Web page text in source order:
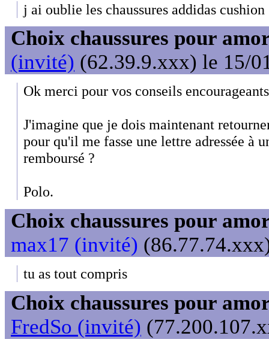
j ai oublie les chaussures addidas cushion
Choix chaussures pour
(invité) (62.39.9.xxx) le 15/
Ok merci pour vos conseils
J'imagine que je dois maintenant
pour qu'il me fasse une lettre adressée à
remboursé ?
Polo.
Choix chaussures pour
max17 (invité)
tu as tout compris
Choix chaussures pour
FredSo (invité)